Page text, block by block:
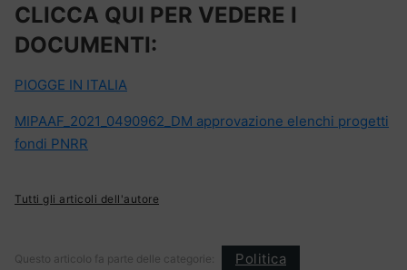
CLICCA QUI PER VEDERE I
DOCUMENTI:
PIOGGE IN ITALIA
MIPAAF_2021_0490962_DM approvazione elenchi progetti
fondi PNRR
Tutti gli articoli dell'autore
Questo articolo fa parte delle categorie: Politica